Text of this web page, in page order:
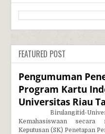
FEATURED POST
Pengumuman
Program Kartu
Universitas Riau
Birulangitid-
Kemahasiswaan secara
Keputusan (SK) Penetapan